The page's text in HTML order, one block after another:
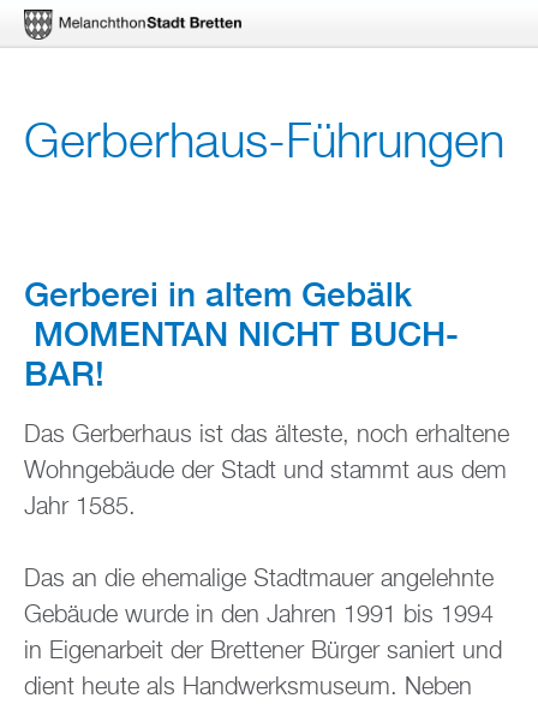
rekt
Ger­ber­haus-Füh­run­gen
Ger­be­rei in altem Ge­bälk
MO­MEN­TAN NICHT BUCH­
BAR!
Das Ger­ber­haus ist das äl­tes­te, noch er­hal­te­ne
Wohn­ge­bäu­de der Stadt und stammt aus dem
Jahr 1585.
Das an die ehe­ma­li­ge Stadt­mau­er an­ge­lehn­te
Ge­bäu­de wurde in den Jah­ren 1991 bis 1994
in Ei­gen­ar­beit der Brettener Bür­ger sa­niert und
dient heute als Hand­werks­mu­se­um. Neben